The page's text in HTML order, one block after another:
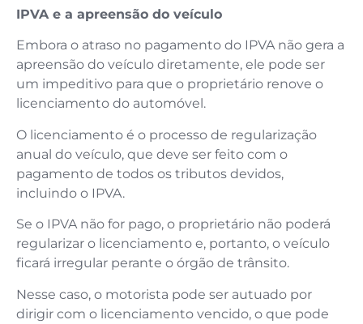
IPVA e a apreensão do veículo
Embora o atraso no pagamento do IPVA não gera a
apreensão do veículo diretamente, ele pode ser
um impeditivo para que o proprietário renove o
licenciamento do automóvel.
O licenciamento é o processo de regularização
anual do veículo, que deve ser feito com o
pagamento de todos os tributos devidos,
incluindo o IPVA.
Se o IPVA não for pago, o proprietário não poderá
regularizar o licenciamento e, portanto, o veículo
ficará irregular perante o órgão de trânsito.
Nesse caso, o motorista pode ser autuado por
dirigir com o licenciamento vencido, o que pode